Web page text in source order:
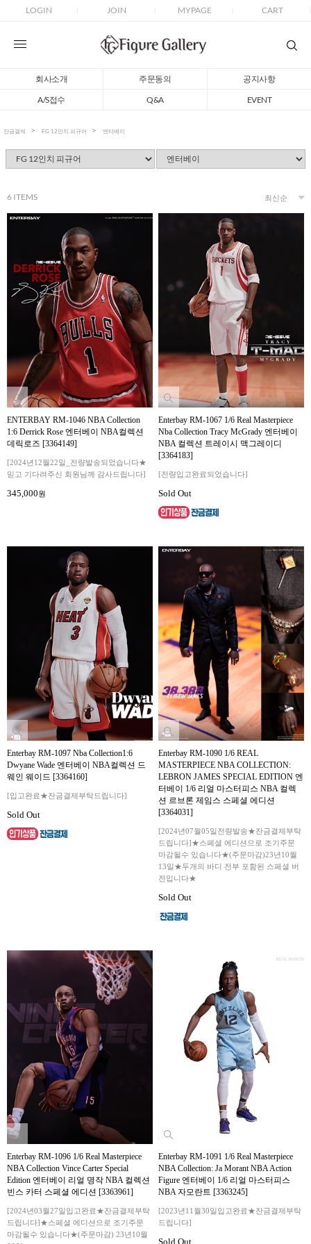
LOGIN JOIN MYPAGE CART
회사소개 주문동의
공지사항
A/S접수
Q&A EVENT
잔금결제 FG 12인치 피규어 엔터베이
6 ITEMS
ENTERBAY RM-1046 NBA Collection
1:6 Derrick Rose 엔터베이 NBA컬렉션
데릭로즈 [3364149]
[2024년12월22일_전량발송되었습니다★
믿고 기다려주신 회원님께 감사드립니다]
345,000원
Enterbay RM-1067 1/6 Real Masterpiece
Nba Collection Tracy McGrady 엔터베이
NBA 컬렉션 트레이시 맥그레이디
[3364183]
[전량입고완료되었습니다]
Sold Out
Enterbay RM-1097 Nba Collection1:6
Dwyane Wade 엔터베이 NBA컬렉션 드
웨인 웨이드 [3364160]
[입고완료★잔금결제부탁드립니다]
Sold Out
Enterbay RM-1090 1/6 REAL
MASTERPIECE NBA COLLECTION:
LEBRON JAMES SPECIAL EDITION 엔
터베이 1/6 리얼 마스터피스 NBA 컬렉
션 르브론 제임스 스페셜 에디션
[3364031]
[2024년07월05일전량발송★잔금결제부탁
드립니다]★스페셜 에디션으로 조기주문
마감될수 있습니다★(주문마감)23년10월
13일★두개의 바디 전부 포함된 스페셜 버
전입니다★
Sold Out
Enterbay RM-1096 1/6 Real Masterpiece
NBA Collection Vince Carter Special
Edition 엔터베이 리얼 명작 NBA 컬렉션
빈스 카터 스페셜 에디션 [3363961]
[2024년03월27일입고완료★잔금결제부탁
드립니다]★스페셜 에디션으로 조기주문
마감될수 있습니다★(주문마감) 23년10월
Enterbay RM-1091 1/6 Real Masterpiece
NBA Collection: Ja Morant NBA Action
Figure 엔터베이 1/6 리얼 마스터피스
NBA 자모란트 [3363245]
[2023년11월30일입고완료★잔금결제부탁
드립니다]
Sold Out